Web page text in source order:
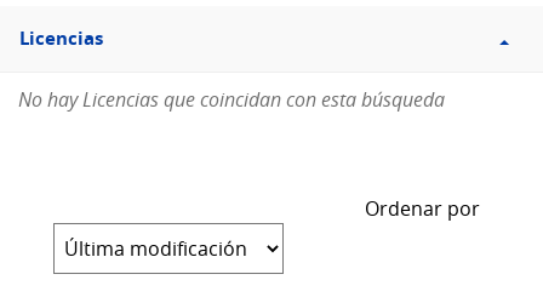
Filtro
Licencias
Licencias
No hay Licencias que coincidan con esta búsqueda
Ordenar por